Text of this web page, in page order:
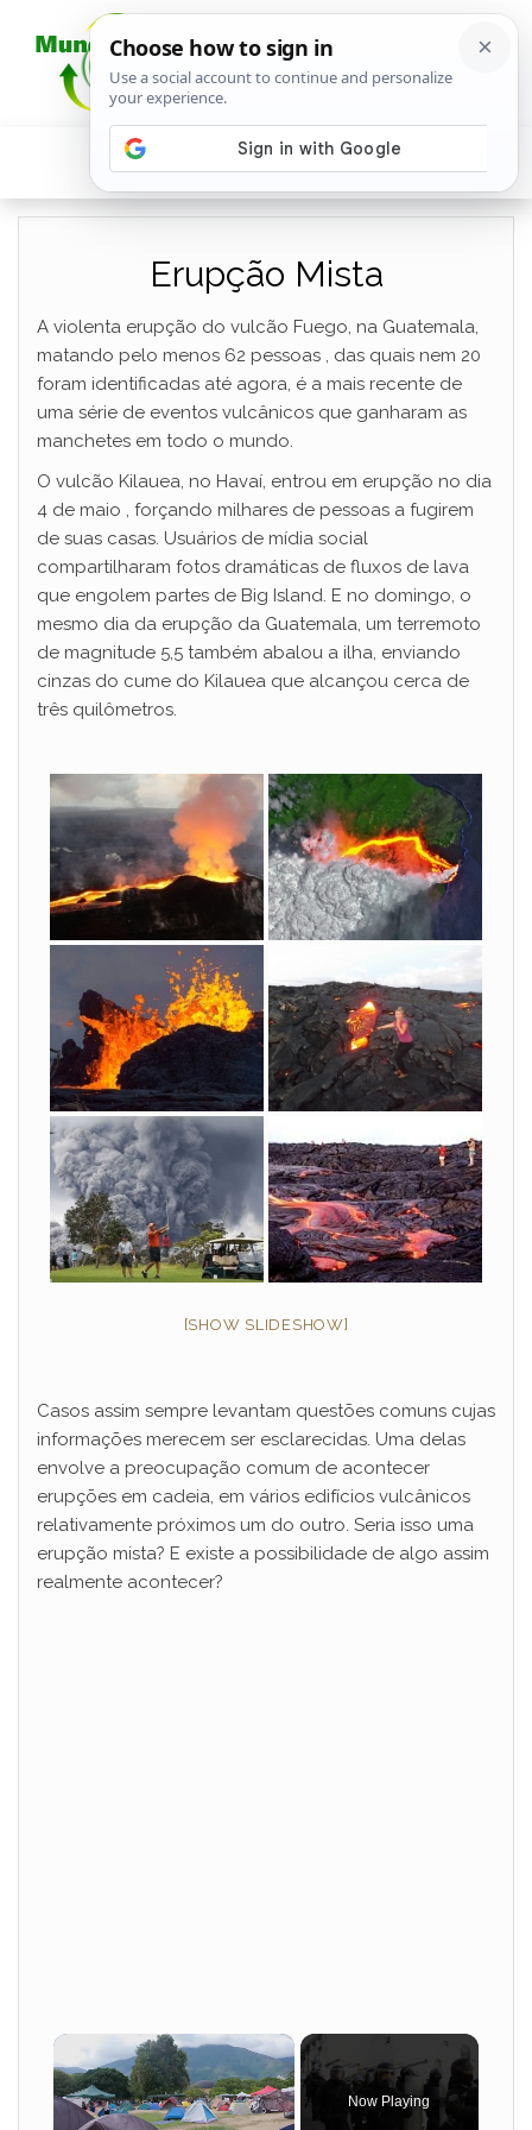
Erupção Mista
A violenta erupção do vulcão Fuego, na Guatemala,
matando pelo menos 62 pessoas , das quais nem 20
foram identificadas até agora, é a mais recente de
uma série de eventos vulcânicos que ganharam as
manchetes em todo o mundo.
O vulcão Kilauea, no Havaí, entrou em erupção no dia
4 de maio , forçando milhares de pessoas a fugirem
de suas casas. Usuários de mídia social
compartilharam fotos dramáticas de fluxos de lava
que engolem partes de Big Island. E no domingo, o
mesmo dia da erupção da Guatemala, um terremoto
de magnitude 5,5 também abalou a ilha, enviando
cinzas do cume do Kilauea que alcançou cerca de
três quilômetros.
[SHOW SLIDESHOW]
Casos assim sempre levantam questões comuns cujas
informações merecem ser esclarecidas. Uma delas
envolve a preocupação comum de acontecer
erupções em cadeia, em vários edifícios vulcânicos
relativamente próximos um do outro. Seria isso uma
erupção mista? E existe a possibilidade de algo assim
realmente acontecer?
×
Now Playing